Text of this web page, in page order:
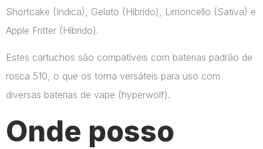
Shortcake (Indica), Gelato (Híbrido), Limoncello (Sativa) e
Apple Fritter (Híbrido).
Estes cartuchos são compatíveis com baterias padrão de
rosca 510, o que os torna versáteis para uso com
diversas baterias de vape​ (hyperwolf)​.
Onde posso